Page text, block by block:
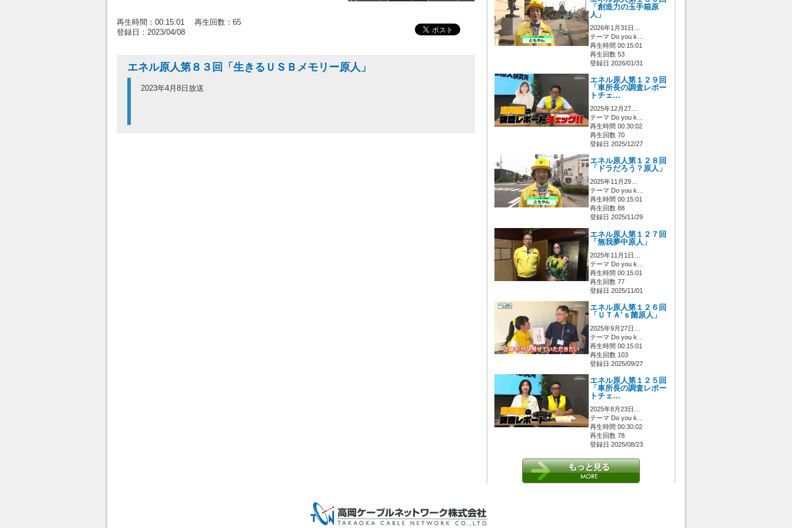
再生時間：00:15:01 再生回数：65
登録日：2023/04/08
エネル原人第８３回「生きるＵＳＢメモリー原人」
2023年4月8日放送
「創造力の玉手箱原
人」
2026年1月31日…
テーマ Do you k…
再生時間 00:15:01
再生回数 53
登録日 2026/01/31
エネル原人第１２９回
「車所長の調査レポー
トチェ…
2025年12月27…
テーマ Do you k…
再生時間 00:30:02
再生回数 70
登録日 2025/12/27
エネル原人第１２８回
「ドラだろう？原人」
2025年11月29…
テーマ Do you k…
再生時間 00:15:01
再生回数 88
登録日 2025/11/29
エネル原人第１２７回
「無我夢中原人」
2025年11月1日…
テーマ Do you k…
再生時間 00:15:01
再生回数 77
登録日 2025/11/01
エネル原人第１２６回
「ＵＴＡ’ｓ菌原人」
2025年9月27日…
テーマ Do you k…
再生時間 00:15:01
再生回数 103
登録日 2025/09/27
エネル原人第１２５回
「車所長の調査レポー
トチェ…
2025年8月23日…
テーマ Do you k…
再生時間 00:30:02
再生回数 78
登録日 2025/08/23